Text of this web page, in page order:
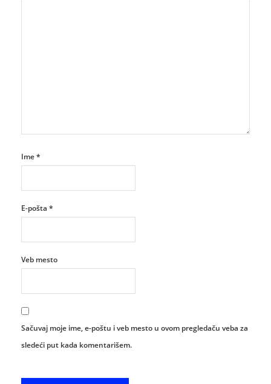
Ime*
E-pošta *
Veb mesto
Sačuvaj moje ime, e-poštu i veb mesto u ovom pregledaču veba za
sledeći put kada komentarišem.